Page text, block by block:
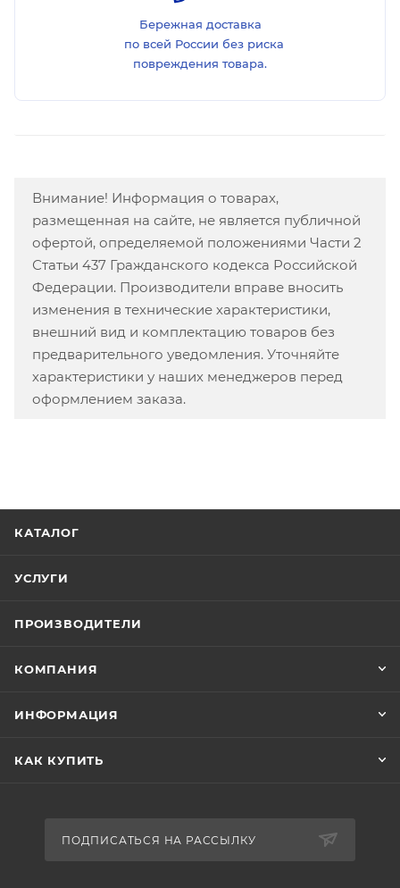
Бережная доставка
по всей России без риска
повреждения товара.
Внимание! Информация о товарах,
размещенная на сайте, не является публичной
офертой, определяемой положениями Части 2
Статьи 437 Гражданского кодекса Российской
Федерации. Производители вправе вносить
изменения в технические характеристики,
внешний вид и комплектацию товаров без
предварительного уведомления. Уточняйте
характеристики у наших менеджеров перед
оформлением заказа.
КАТАЛОГ
УСЛУГИ
ПРОИЗВОДИТЕЛИ
КОМПАНИЯ
ИНФОРМАЦИЯ
КАК КУПИТЬ
ПОДПИСАТЬСЯ НА РАССЫЛКУ